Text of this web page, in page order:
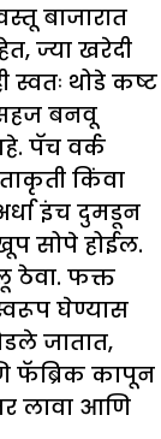
बाजारात
ज्या खरेदी
स्वतः थोडे कष्ट
बनवू
पॅच वर्क
किंवा
इंच दुमडून
सोपे होईल.
ठेवा. फक्त
घेण्यास
जातात,
फॅब्रिक कापून
लावा आणि